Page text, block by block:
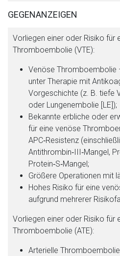
GEGENANZEIGEN
Vorliegen einer oder Risiko für
Thromboembolie (VTE):
Venöse Thromboembolie
unter Therapie mit
Vorgeschichte (z. B. tiefe
oder Lungenembolie [LE]);
Bekannte erbliche oder
für eine venöse
APC‑Resistenz
Antithrombin‑III‑Mangel,
Protein‑S‑Mangel;
Größere Operationen mit
Hohes Risiko für eine
aufgrund mehrerer
Vorliegen einer oder Risiko für
Thromboembolie (ATE):
Arterielle
Aufruf einer externen
Der von Ihnen aufgerufene
Seite. Für die Inhalte der
Betreiber verantwortlich.
Datenschutzbestimmungen.
Zurück zur